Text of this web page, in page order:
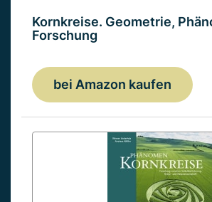
Kornkreise. Geometrie,
Forschung
bei Amazon kaufen